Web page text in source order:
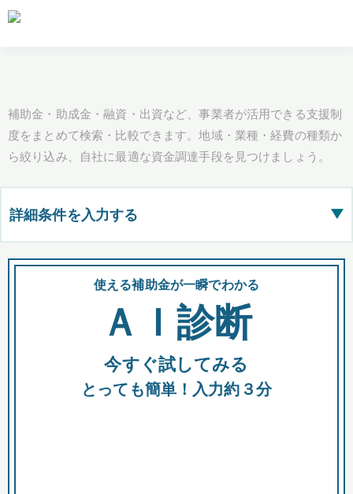
補助金・助成金・融資・出資など、事業者が活用できる支援制
度をまとめて検索・比較できます。地域・業種・経費の種類か
ら絞り込み、自社に最適な資金調達手段を見つけましょう。
詳細条件を入力する ▶
都道府県
全国の検索結果を含めて表示
助成金 融資 出資
使える補助金が一瞬でわかる
ＡＩ診断
今すぐ試してみる
とっても簡単！入力約３分